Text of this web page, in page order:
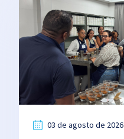
03 de agosto de 2026